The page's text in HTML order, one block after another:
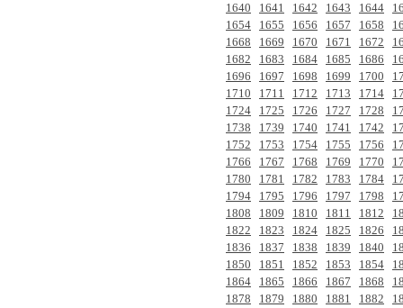
1640
1641 1642 1643 1644
1654
1655 1656 1657 1658
1668
1669 1670 1671 1672
1682
1683 1684 1685 1686
1696
1697 1698 1699 1700
1710
1711 1712 1713 1714
1724
1725 1726 1727 1728
1738
1739 1740 1741 1742
1752
1753 1754 1755 1756
1766
1767 1768 1769 1770
1780
1781 1782 1783 1784
1794
1795 1796 1797 1798
1808
1809 1810 1811 1812
1822
1823 1824 1825 1826
1836
1837 1838 1839 1840
1850
1851 1852 1853 1854
1864
1865 1866 1867 1868
1878
1879 1880 1881 1882